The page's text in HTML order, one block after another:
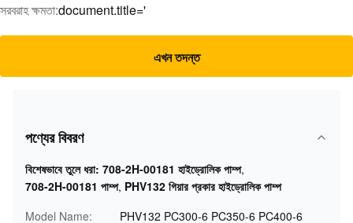
সরবরাহ ক্ষমতা:document.title='
এখন তদন্ত
পণ্যের বিবরণ
বিশেষভাবে তুলে ধরা: 708-2H-00181 হাইড্রোলিক পাম্প,
708-2H-00181 পাম্প, PHV132 গিয়ার প্রকার হাইড্রোলিক পাম্প
Model Name:
PHV132 PC300-6 PC350-6 PC400-6